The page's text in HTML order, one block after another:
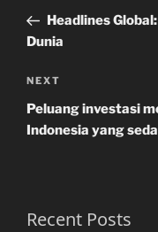
PostHeadlines
Dunia
Next
Post
NEXT
Peluang investasi
Indonesia yang
Recent Posts